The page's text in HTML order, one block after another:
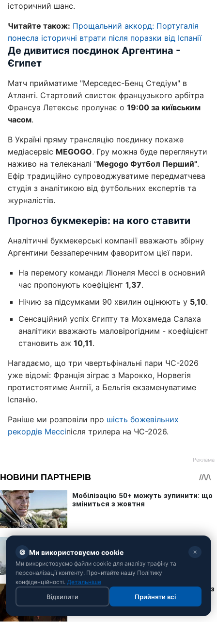
історичний шанс.
Читайте також: Прощальний аккорд: Португалія
понесла історичні втрати після поразки від Іспанії
Де дивитися поєдинок Аргентина -
Єгипет
Матч прийматиме "Мерседес-Бенц Стедіум" в
Атланті. Стартовий свисток французького арбітра
Франсуа Летексьє пролунає о 19:00 за київським
часом.
В Україні пряму трансляцію поєдинку покаже
медіасервіс MEGOGO. Гру можна буде переглянути
наживо на телеканалі "Megogo Футбол Перший".
Ефір традиційно супроводжуватиме передматчева
студія з аналітикою від футбольних експертів та
журналістів.
Прогноз букмекерів: на кого ставити
Аналітичні букмекерські компанії вважають збірну
Аргентини беззаперечним фаворитом цієї пари.
На перемогу команди Ліонеля Мессі в основний
час пропонують коефіцієнт 1,37.
Нічию за підсумками 90 хвилин оцінюють у 5,10.
Сенсаційний успіх Єгипту та Мохамеда Салаха
аналітики вважають маловірогідним - коефіцієнт
становить аж 10,11.
Нагадаємо, що три чвертьфінальні пари ЧС-2026
уже відомі: Франція зіграє з Марокко, Норвегія
протистоятиме Англії, а Бельгія екзаменуватиме
Іспанію.
Раніше ми розповіли про шість божевільних
рекордів Мессіпісля трилера на ЧС-2026.
🍪 Ми використовуємо cookie ✕
Ми використовуємо файли cookie для аналізу трафіку та
персоналізації контенту. Прочитайте нашу Політику
конфіденційності. Детальніше
Відхилити Прийняти всі